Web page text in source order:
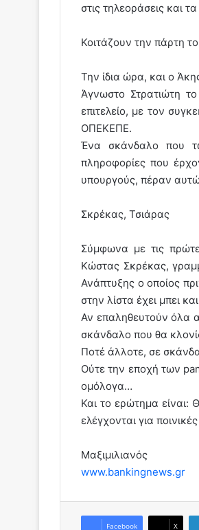
στις τηλεοράσεις και
Κοιτάζουν την πάρτη
Την ίδια ώρα, και ο
Άγνωστο Στρατιώτη
επιτελείο, με τον
ΟΠΕΚΕΠΕ.
Ένα σκάνδαλο που
πληροφορίες που
υπουργούς, πέραν
Σκρέκας, Τσιάρας
Σύμφωνα με τις
Κώστας Σκρέκας,
Ανάπτυξης ο οποίος
στην λίστα έχει μπει
Αν επαληθευτούν όλα
σκάνδαλο που θα
Ποτέ άλλοτε, σε
Ούτε την εποχή των
ομόλογα…
Και το ερώτημα
ελέγχονται για
Μαξιμιλιανός
www.bankingnews.gr
Facebook X